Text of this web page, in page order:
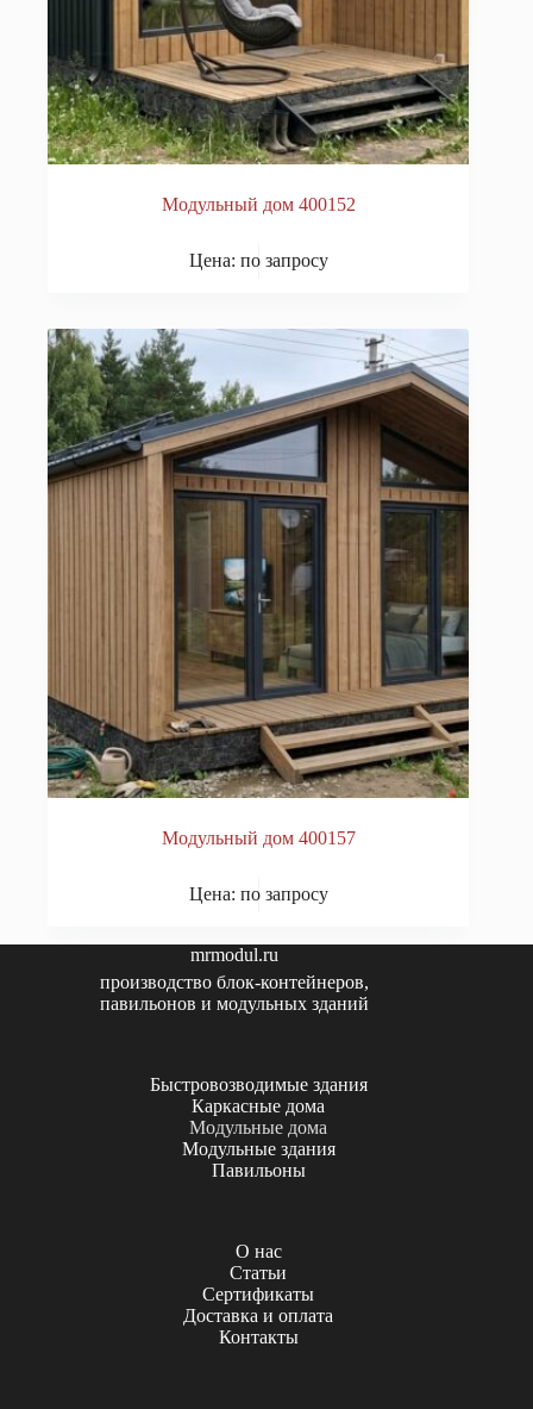
Модульный дом 400152
Цена: по запросу
Модульный дом 400157
Цена: по запросу
mrmodul.ru
производство блок-контейнеров,
павильонов и модульных зданий
Быстровозводимые здания
Каркасные дома
Модульные дома
Модульные здания
Павильоны
О нас
Статьи
Сертификаты
Доставка и оплата
Контакты